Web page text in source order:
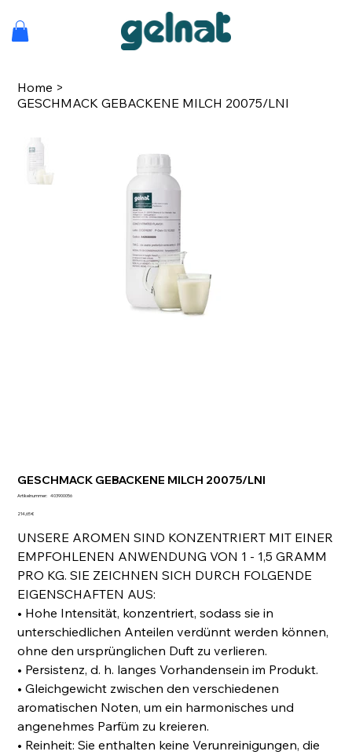
Home >
GESCHMACK GEBACKENE MILCH 20075/LNI
GESCHMACK GEBACKENE MILCH 20075/LNI
Artikelnummer:
Artikelnummer:
403900056
Preis
214,65 €
UNSERE AROMEN SIND KONZENTRIERT MIT EINER
EMPFOHLENEN ANWENDUNG VON 1 - 1,5 GRAMM
PRO KG. SIE ZEICHNEN SICH DURCH FOLGENDE
EIGENSCHAFTEN AUS:
• Hohe Intensität, konzentriert, sodass sie in
unterschiedlichen Anteilen verdünnt werden können,
ohne den ursprünglichen Duft zu verlieren.
• Persistenz, d. h. langes Vorhandensein im Produkt.
• Gleichgewicht zwischen den verschiedenen
aromatischen Noten, um ein harmonisches und
angenehmes Parfüm zu kreieren.
• Reinheit: Sie enthalten keine Verunreinigungen, die